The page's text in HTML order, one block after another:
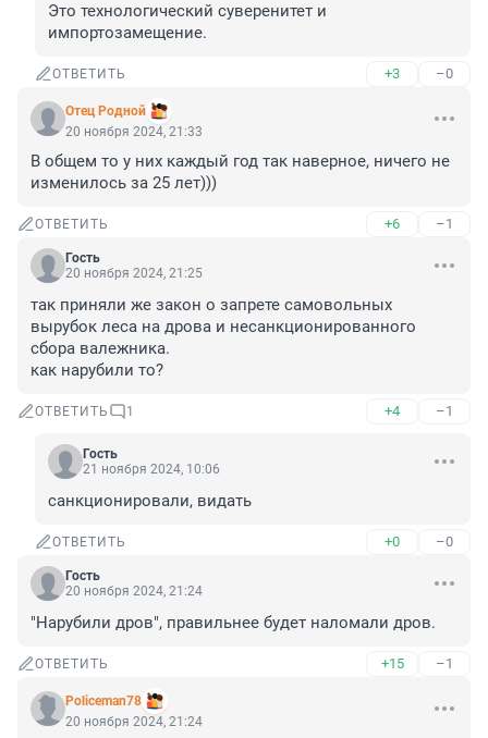
Это технологический суверенитет и
импортозамещение.
ОТВЕТИТЬ +3 –0
Отец Родной
20 ноября 2024, 21:33
В общем то у них каждый год так наверное, ничего не
изменилось за 25 лет)))
ОТВЕТИТЬ +6 –1
Гость
20 ноября 2024, 21:25
так приняли же закон о запрете самовольных
вырубок леса на дрова и несанкционированного
сбора валежника.
как нарубили то?
ОТВЕТИТЬ 1 +4 –1
Гость
21 ноября 2024, 10:06
санкционировали, видать
ОТВЕТИТЬ +0 –0
Гость
20 ноября 2024, 21:24
"Нарубили дров", правильнее будет наломали дров.
ОТВЕТИТЬ +15 –1
Policeman78
20 ноября 2024, 21:24